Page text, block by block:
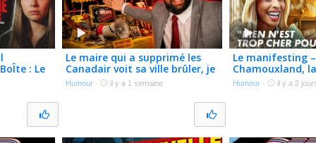
: Le
Stites
Le maire qui a supprimé les
Canadair voit sa ville brûler, je
vous explique – CKR E280
Humour · il y a 1 semaine
Le manifesting –
Chamouxland, la
reconstruction
Humour · il y a 2